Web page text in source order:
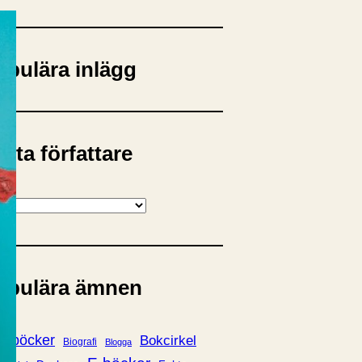
inlägg
författare
ämnen
Biografi Blogga Bokcirkel